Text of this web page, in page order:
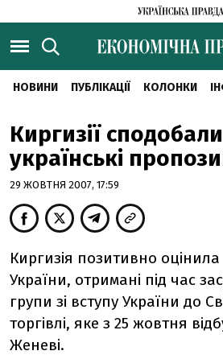
НОВИНИ ПУБЛІКАЦІЇ КОЛОНКИ
Киргизії
українські
29 ЖОВТНЯ 2007, 17:59
Киргизія позитивно оцінила
України, отримані під час
групи зі вступу України до
торгівлі, яке з 25 жовтня
Женеві.